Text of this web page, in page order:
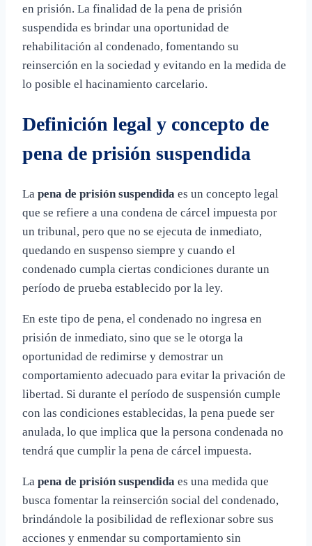
en prisión. La finalidad de la pena de prisión
suspendida es brindar una oportunidad de
rehabilitación al condenado, fomentando su
reinserción en la sociedad y evitando en la medida de
lo posible el hacinamiento carcelario.
Definición legal y concepto de
pena de prisión suspendida
La pena de prisión suspendida es un concepto legal
que se refiere a una condena de cárcel impuesta por
un tribunal, pero que no se ejecuta de inmediato,
quedando en suspenso siempre y cuando el
condenado cumpla ciertas condiciones durante un
período de prueba establecido por la ley.
En este tipo de pena, el condenado no ingresa en
prisión de inmediato, sino que se le otorga la
oportunidad de redimirse y demostrar un
comportamiento adecuado para evitar la privación de
libertad. Si durante el período de suspensión cumple
con las condiciones establecidas, la pena puede ser
anulada, lo que implica que la persona condenada no
tendrá que cumplir la pena de cárcel impuesta.
La pena de prisión suspendida es una medida que
busca fomentar la reinserción social del condenado,
brindándole la posibilidad de reflexionar sobre sus
acciones y enmendar su comportamiento sin